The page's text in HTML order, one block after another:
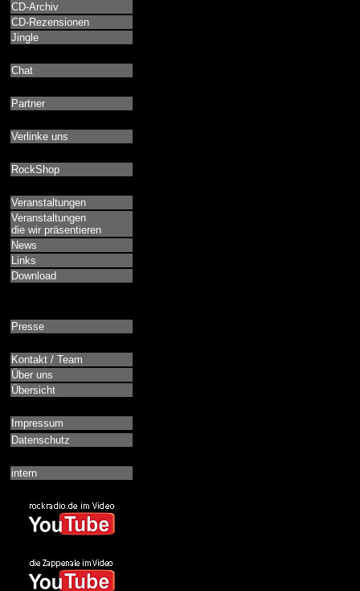
CD-Archiv
CD-Rezensionen
Jingle
Chat
Partner
Verlinke uns
RockShop
Veranstaltungen
Veranstaltungen
die wir präsentieren
News
Links
Download
Presse
Kontakt / Team
Über uns
Übersicht
Impressum
Datenschutz
intern